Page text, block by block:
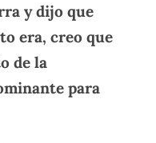
y dijo que
era, creo que
de la
para